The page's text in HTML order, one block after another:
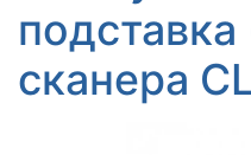
сканера